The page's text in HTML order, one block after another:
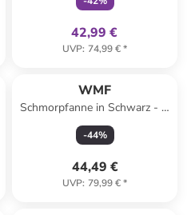
42,99 €
UVP: 74,99 €*
WMF
Schmorpfanne in Schwarz - Ø
28 cm
-44%
44,49 €
UVP: 79,99 €*